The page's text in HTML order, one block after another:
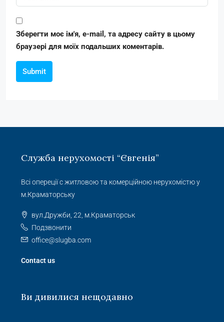
Зберегти моє ім'я, e-mail, та адресу сайту в цьому
браузері для моїх подальших коментарів.
Submit
Служба нерухомості “Євгенія”
Всі опереції с житловою та комерційною нерухомістю у
м.Краматорську
вул.Дружби, 22, м.Краматорськ
Подзвонити
office@slugba.com
Contact us
Ви дивилися нещодавно